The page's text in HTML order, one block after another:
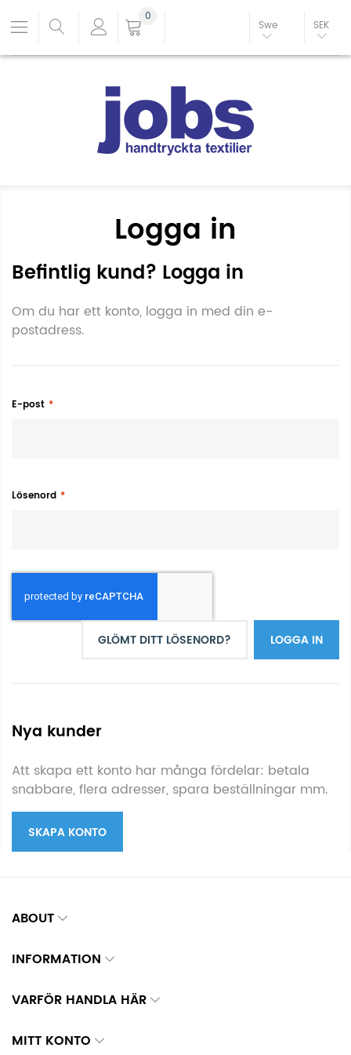
Swe SEK
0
Logga in
Befintlig kund? Logga in
Om du har ett konto, logga in med din e-
postadress.
E-post
Lösenord
LOGGA IN
GLÖMT DITT LÖSENORD?
Nya kunder
Att skapa ett konto har många fördelar: betala
snabbare, flera adresser, spara beställningar mm.
SKAPA KONTO
ABOUT
INFORMATION
VARFÖR HANDLA HÄR
MITT KONTO